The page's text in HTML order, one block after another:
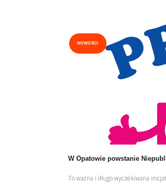
NOWOŚCI
W Opatowie powstanie
To ważna i długo wyczekiwana